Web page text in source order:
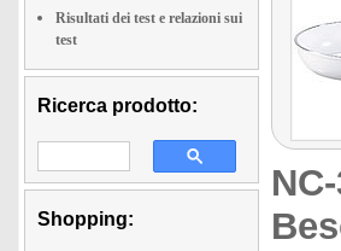
Risultati dei test e relazioni sui
test
Ricerca prodotto:
Shopping: